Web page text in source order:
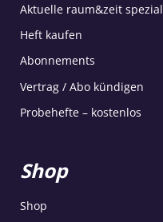
Aktuelle raum&zeit spezial
Heft kaufen
Abonnements
Vertrag / Abo kündigen
Probehefte – kostenlos
Shop
Shop